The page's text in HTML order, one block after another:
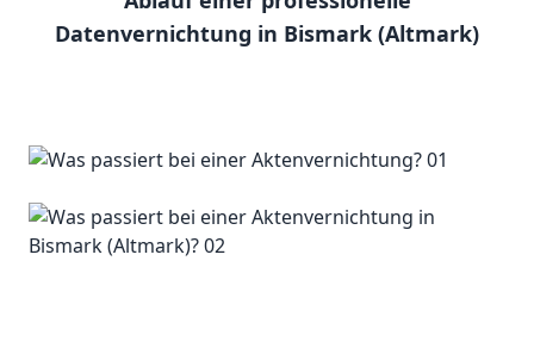
Datenvernichtung in Bismark (Altmark)